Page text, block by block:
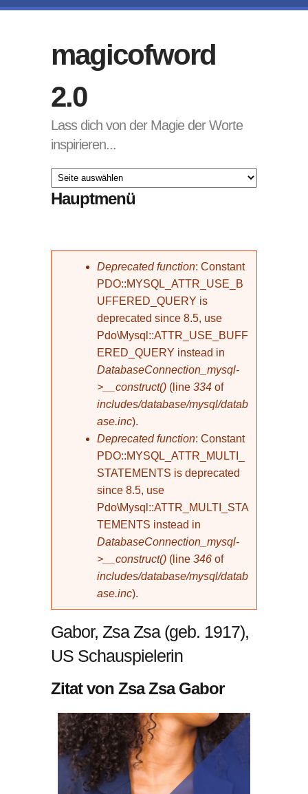
magicofword
2.0
Lass dich von der Magie der Worte
inspirieren...
Hauptmenü
Fehlermeldung
Deprecated function: Constant
PDO::MYSQL_ATTR_USE_B
UFFERED_QUERY is
deprecated since 8.5, use
Pdo\Mysql::ATTR_USE_BUFF
ERED_QUERY instead in
DatabaseConnection_mysql-
>__construct() (line 334 of
includes/database/mysql/datab
ase.inc).
Deprecated function: Constant
PDO::MYSQL_ATTR_MULTI_
STATEMENTS is deprecated
since 8.5, use
Pdo\Mysql::ATTR_MULTI_STA
TEMENTS instead in
DatabaseConnection_mysql-
>__construct() (line 346 of
includes/database/mysql/datab
ase.inc).
Gabor, Zsa Zsa (geb. 1917),
US Schauspielerin
Zitat von Zsa Zsa Gabor